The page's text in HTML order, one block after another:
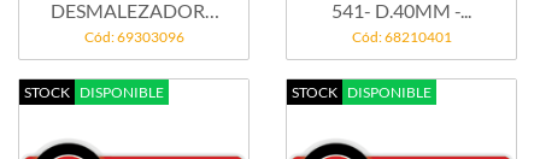
DESMALEZADORA
TOMA FUERZA FM6-
6FT
Cód: 69303096
541- D.40MM -...
Cód: 68210401
STOCK DISPONIBLE STOCK DISPONIBLE